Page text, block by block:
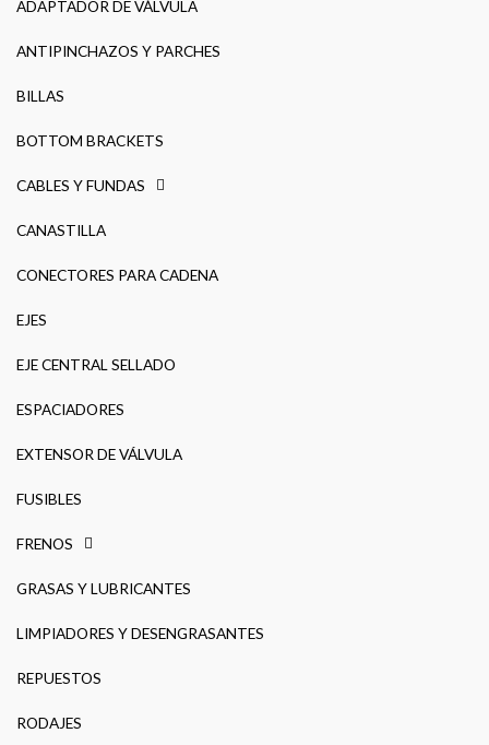
ADAPTADOR DE VÁLVULA
ANTIPINCHAZOS Y PARCHES
BILLAS
BOTTOM BRACKETS
CABLES Y FUNDAS
CANASTILLA
CONECTORES PARA CADENA
EJES
EJE CENTRAL SELLADO
ESPACIADORES
EXTENSOR DE VÁLVULA
FUSIBLES
FRENOS
GRASAS Y LUBRICANTES
LIMPIADORES Y DESENGRASANTES
REPUESTOS
RODAJES